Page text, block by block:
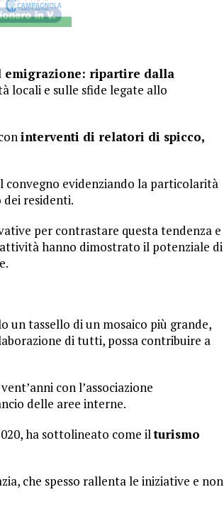
emigrazione: ripartire dalla
locali e sulle sfide legate allo
interventi di relatori di spicco,
convegno evidenziando la particolarità
dei residenti.
per contrastare questa tendenza e
hanno dimostrato il potenziale di
un tassello di un mosaico più grande,
di tutti, possa contribuire a
con l’associazione
delle aree interne.
ha sottolineato come ilturismo
che spesso rallenta le iniziative e non